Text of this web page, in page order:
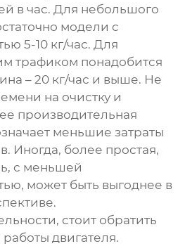
в час. Для небольшого
модели с
5-10 кг/час. Для
трафиком понадобится
– 20 кг/час и выше. Не
на очистку и
производительная
меньшие затраты
Иногда, более простая,
с меньшей
может быть выгоднее в
стоит обратить
двигателя.